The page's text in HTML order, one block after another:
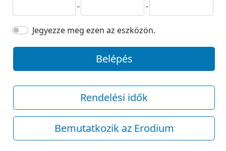
-
-
Jegyezze meg ezen az eszközön.
Belépés
Rendelési idők
Bemutatkozik az Erodium